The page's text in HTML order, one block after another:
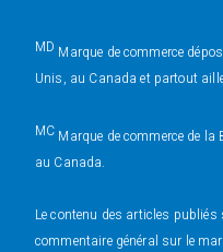
MD Marque de commerce
Unis, au Canada et partout
MC Marque de commerce de
au Canada.
Le contenu des articles publiés
commentaire général sur le